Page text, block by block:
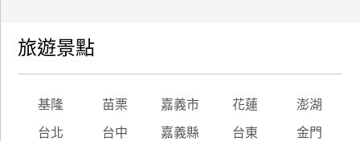
旅遊景點
基隆 苗栗 嘉義市 花蓮 澎湖
台北 台中 嘉義縣 台東 金門